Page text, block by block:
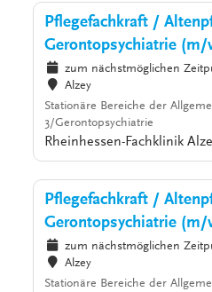
Pflegefachkraft /
Gerontopsychiatrie
zum nächstmöglichen
Alzey
Stationäre Bereiche der
3/Gerontopsychiatrie
Rheinhessen-Fachklinik
Pflegefachkraft /
Gerontopsychiatrie
zum nächstmöglichen
Alzey
Stationäre Bereiche der